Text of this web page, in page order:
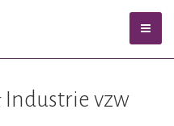
vzw